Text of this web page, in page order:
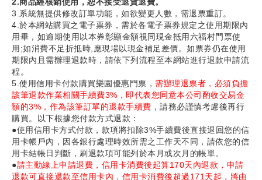
3.系統無提供修改訂單功能，如欲變更人數，需退票重訂。
4.於本網站購買之電子票券，需於各電子票券規定之使用期限內
用畢，如逾期使用以本券彰顯金額視同現金抵用六福村門票使
用;如消費不足折抵時,應現場以現金補足差價。如票券仍在使用
期限內且需辦理退款時，請依下列流程至本網站進行退款申請流
程。
5.使用信用卡付款購買樂園優惠門票， 需辦理退票者，必須負擔
該筆退款作業相關手續費3%，即代表您同意本公司酌收交易金
額的3%，作為該筆訂單的退款手續費 ，請務必謹慎考慮後再行
購買。以下根據您付款方式退款：
●使用信用卡方式付款，款項將扣除3%手續費後直接退回您的信
用卡帳戶內，因各銀行處理時效所需之工作天不同，請依您的信
用卡結帳日判斷，刷退款項可能列於本月或次月的帳單。
●請主動線上申請退費，信用卡消費後起算170天內退款，申請
退款可直接退款至信用卡內，信用卡消費後超過171天起，將由